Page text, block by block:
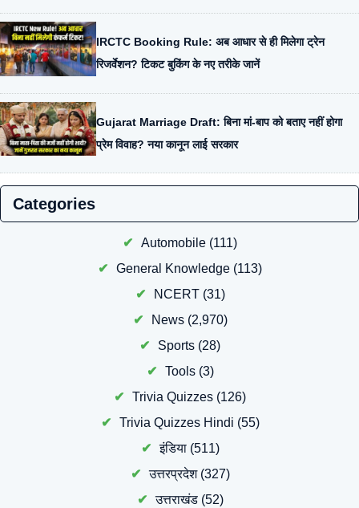
IRCTC Booking Rule: अब आधार से ही मिलेगा ट्रेन
रिजर्वेशन? टिकट बुकिंग के नए तरीके जानें
Gujarat Marriage Draft: बिना मां-बाप को बताए नहीं होगा
प्रेम विवाह? नया कानून लाई सरकार
Categories
Automobile (111)
General Knowledge (113)
NCERT(31)
News(2,970)
Sports (28)
Tools(3)
Trivia Quizzes (126)
Trivia Quizzes Hindi (55)
इंडिया(511)
उत्तरप्रदेश(327)
उत्तराखंड(52)